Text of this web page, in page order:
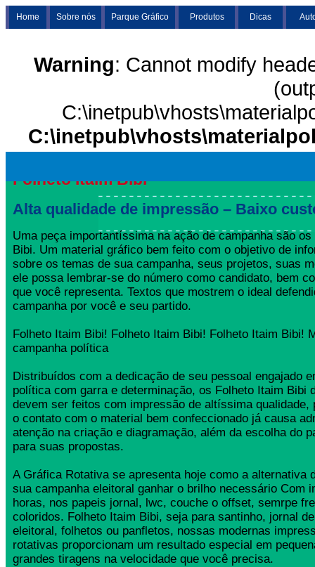
Home Sobre nós Parque Gráfico Produtos Dicas
Warning: Cannot modify
Folheto Itaim Bibi
Alta qualidade de impressão – Baixo
Uma peça importantíssima na ação de campanha são
Bibi. Um material gráfico bem feito com o objetivo de
sobre os temas de sua campanha, seus projetos, suas
ele possa lembrar-se do número como candidato, bem
que você representa. Textos que mostrem o ideal
campanha por você e seu partido.
Folheto Itaim Bibi! Folheto Itaim Bibi! Folheto Itaim Bibi!
campanha política
Distribuídos com a dedicação de seu pessoal engajado
política com garra e determinação, os Folheto Itaim Bibi
devem ser feitos com impressão de altíssima qualidade,
o contato com o material bem confeccionado já causa
atenção na criação e diagramação, além da escolha do
para suas propostas.
A Gráfica Rotativa se apresenta hoje como a alternativa
sua campanha eleitoral ganhar o brilho necessário Com
horas, nos papeis jornal, lwc, couche o offset, semrpe
coloridos. Folheto Itaim Bibi, seja para santinho, jornal
eleitoral, folhetos ou panfletos, nossas modernas
rotativas proporcionam um resultado especial em
grandes tiragens na velocidade que você precisa.